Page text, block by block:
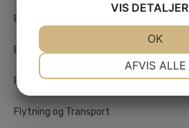
Butikker
Byggebranchen
Erhverv
Flytning og Transport
VIS DETALJER
MARKETING
AFVIS ALLE
OK